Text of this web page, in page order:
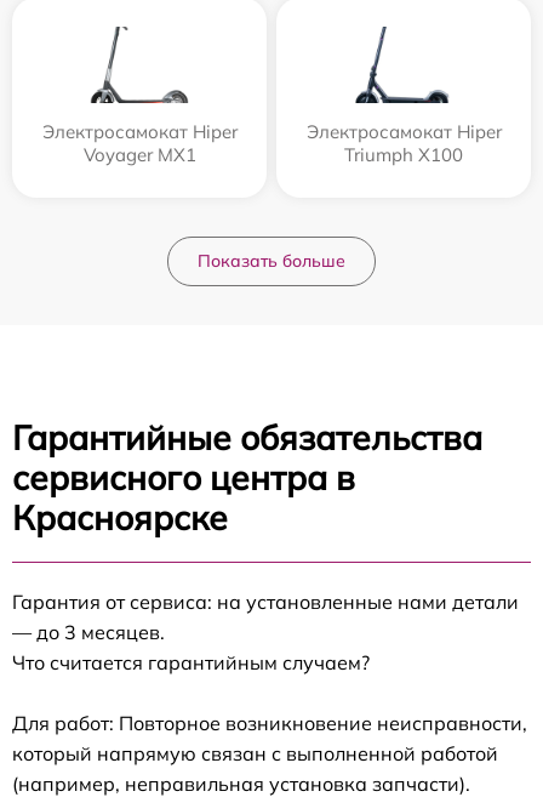
Электросамокат Hiper
Voyager MX1
Электросамокат Hiper
Triumph X100
Показать больше
Гарантийные обязательства
сервисного центра в
Красноярске
Гарантия от сервиса: на установленные нами детали
— до 3 месяцев.
Что считается гарантийным случаем?
Для работ: Повторное возникновение неисправности,
который напрямую связан с выполненной работой
(например, неправильная установка запчасти).